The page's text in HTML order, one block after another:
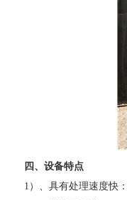
四、设备特点
1 ）、具有处理速度快